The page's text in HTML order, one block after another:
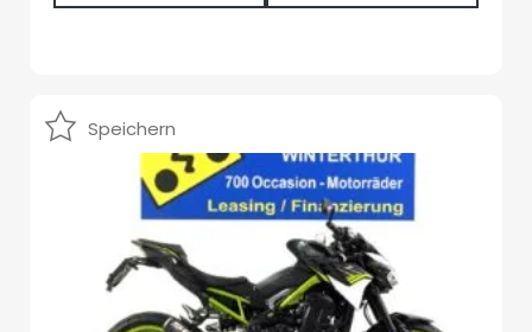
Speichern